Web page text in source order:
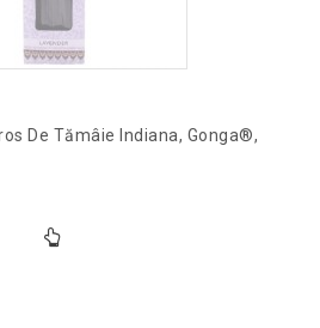
De Tămâie Indiana, Gonga®,